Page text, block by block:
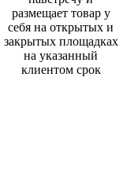
размещает товар у
себя на открытых и
закрытых площадках
на указанный
клиентом срок